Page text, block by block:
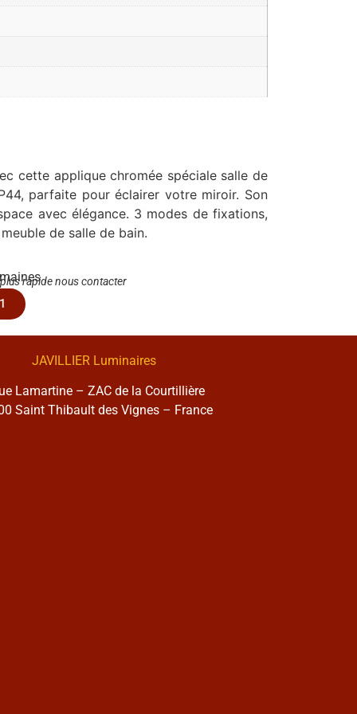
cette applique chromée spéciale salle de
parfaite pour éclairer votre miroir. Son
avec élégance. 3 modes de fixations,
de salle de bain.
rapide nous contacter
JAVILLIER Luminaires
Lamartine – ZAC de la Courtillière
Saint Thibault des Vignes – France